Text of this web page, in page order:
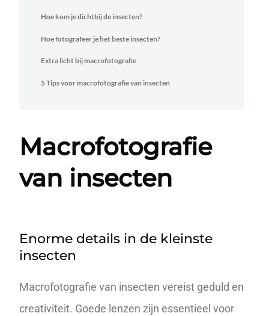
Macrofotografie
van insecten
Enorme details in de kleinste
insecten
Macrofotografie van insecten vereist geduld en
creativiteit. Goede lenzen zijn essentieel voor
Hoe kom je dichtbij de insecten?
Hoe fotografeer je het beste insecten?
Extra licht bij macrofotografie
5 Tips voor macrofotografie van insecten